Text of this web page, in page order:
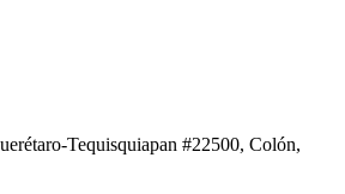
Tequisquiapan #22500, Colón,